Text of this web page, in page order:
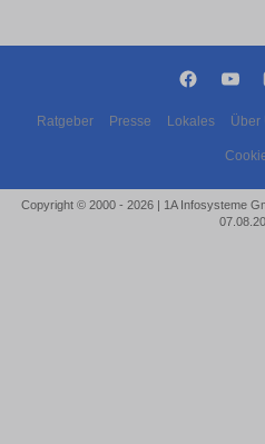
Ratgeber Presse Lokales Über
Copyright © 2000 - 2026 | 1A Infosysteme